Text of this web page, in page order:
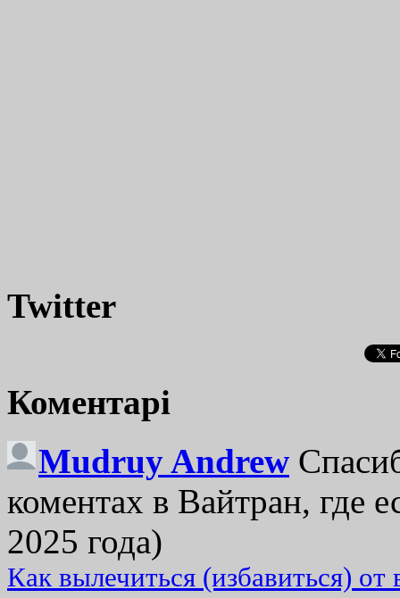
Twitter
Коментарі
Mudruy Andrew
коментах в Вайтран, где
2025 года)
Как вылечиться (избавиться)